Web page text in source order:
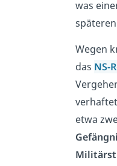
was
Wegen
das NS-
etwa